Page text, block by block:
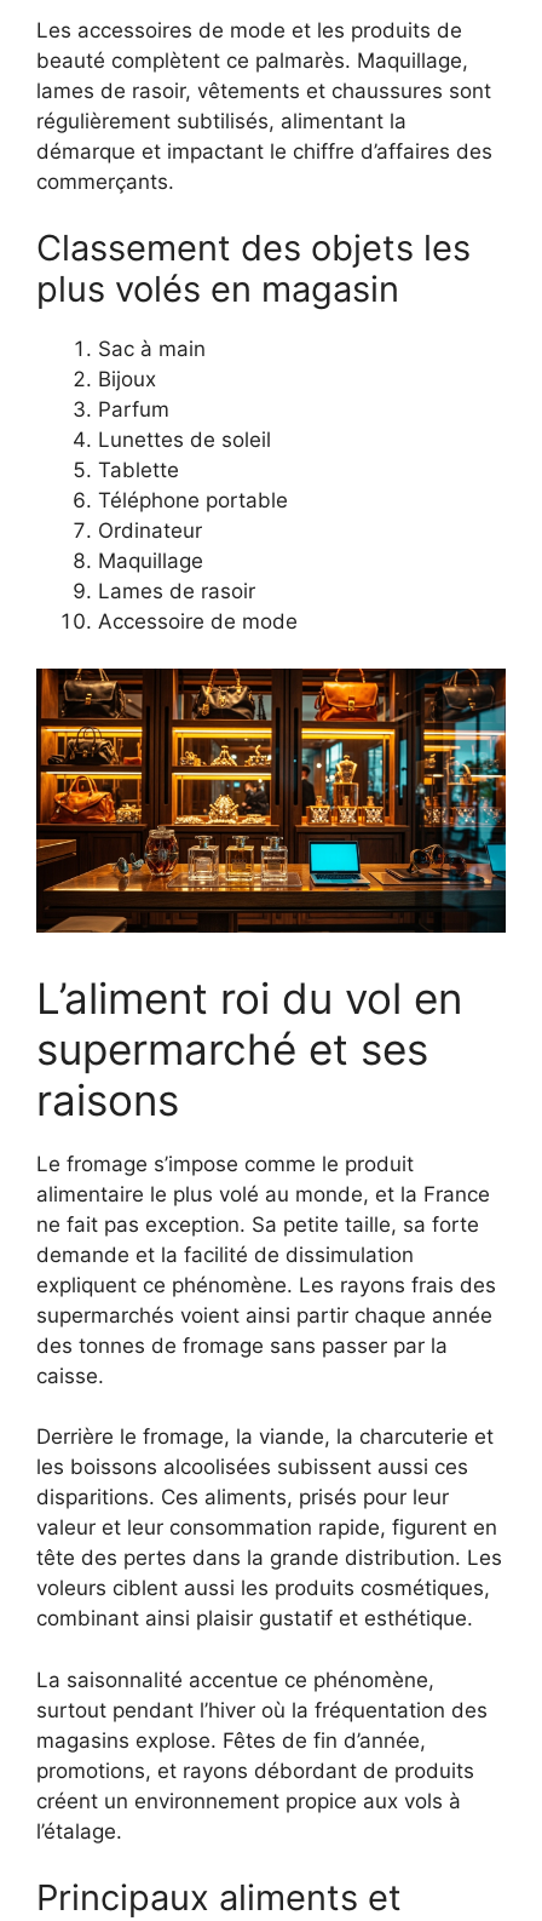
Les accessoires de mode et les produits de
beauté complètent ce palmarès. Maquillage,
lames de rasoir, vêtements et chaussures sont
régulièrement subtilisés, alimentant la
démarque et impactant le chiffre d’affaires des
commerçants.
Classement des objets les
plus volés en magasin
Sac à main
Bijoux
Parfum
Lunettes de soleil
Tablette
Téléphone portable
Ordinateur
Maquillage
Lames de rasoir
Accessoire de mode
L’aliment roi du vol en
supermarché et ses
raisons
Le fromage s’impose comme le produit
alimentaire le plus volé au monde, et la France
ne fait pas exception. Sa petite taille, sa forte
demande et la facilité de dissimulation
expliquent ce phénomène. Les rayons frais des
supermarchés voient ainsi partir chaque année
des tonnes de fromage sans passer par la
caisse.
Derrière le fromage, la viande, la charcuterie et
les boissons alcoolisées subissent aussi ces
disparitions. Ces aliments, prisés pour leur
valeur et leur consommation rapide, figurent en
tête des pertes dans la grande distribution. Les
voleurs ciblent aussi les produits cosmétiques,
combinant ainsi plaisir gustatif et esthétique.
La saisonnalité accentue ce phénomène,
surtout pendant l’hiver où la fréquentation des
magasins explose. Fêtes de fin d’année,
promotions, et rayons débordant de produits
créent un environnement propice aux vols à
l’étalage.
Principaux aliments et